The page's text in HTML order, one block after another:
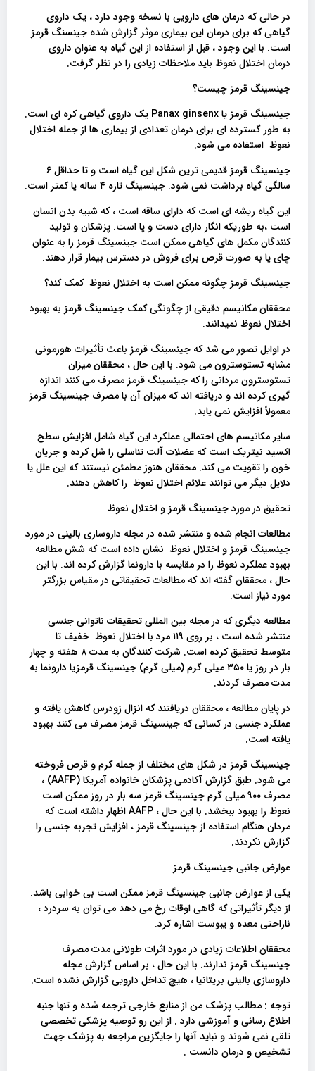
در حالی که درمان های دارویی با نسخه وجود دارد ، یک داروی
گیاهی که برای درمان این بیماری موثر گزارش شده جینسنگ قرمز
است. با این وجود ، قبل از استفاده از این گیاه به عنوان داروی
درمان اختلال نعوظ باید ملاحظات زیادی را در نظر گرفت.
جینسینگ قرمز چیست؟
جینسینگ قرمز یا Panax ginsenx یک داروی گیاهی کره ای است.
به طور گسترده ای برای درمان تعدادی از بیماری ها از جمله اختلال
نعوظ استفاده می شود.
جینسینگ قرمز قدیمی ترین شکل این گیاه است و تا حداقل ۶
سالگی گیاه برداشت نمی شود. جینسینگ تازه ۴ ساله یا کمتر است.
این گیاه ریشه ای است که دارای ساقه است ، که شبیه بدن انسان
است ،به طوریکه انگار دارای دست و پا است. پزشکان و تولید
کنندگان مکمل های گیاهی ممکن است جینسینگ قرمز را به عنوان
چای یا به صورت قرص برای فروش در دسترس بیمار قرار دهند.
جینسینگ قرمز چگونه ممکن است به اختلال نعوظ کمک کند؟
محققان مکانیسم دقیقی از چگونگی کمک جینسینگ قرمز به بهبود
اختلال نعوظ نمیدانند.
در اوایل تصور می شد که جینسینگ قرمز باعث تأثیرات هورمونی
مشابه تستوسترون می شود. با این حال ، محققان میزان
تستوسترون مردانی را که جینسینگ قرمز مصرف می کنند اندازه
گیری کرده اند و دریافته اند که میزان آن با مصرف جینسینگ قرمز
معمولاً افزایش نمی یابد.
سایر مکانیسم های احتمالی عملکرد این گیاه شامل افزایش سطح
اکسید نیتریک است که عضلات آلت تناسلی را شل کرده و جریان
خون را تقویت می کند. محققان هنوز مطمئن نیستند که این علل یا
دلایل دیگر می توانند علائم اختلال نعوظ را کاهش دهند.
تحقیق در مورد جینسینگ قرمز و اختلال نعوظ
مطالعات انجام شده و منتشر شده در مجله داروسازی بالینی در مورد
جینسینگ قرمز و اختلال نعوظ نشان داده است که شش مطالعه
بهبود عملکرد نعوظ را در مقایسه با دارونما گزارش کرده اند. با این
حال ، محققان گفته اند که مطالعات تحقیقاتی در مقیاس بزرگتر
مورد نیاز است.
مطالعه دیگری که در مجله بین المللی تحقیقات ناتوانی جنسی
منتشر شده است ، بر روی ۱۱۹ مرد با اختلال نعوظ خفیف تا
متوسط ​​تحقیق کرده است. شرکت کنندگان به مدت ۸ هفته و چهار
بار در روز یا ۳۵۰ میلی گرم (میلی گرم) جینسینگ قرمزیا دارونما به
مدت مصرف کردند.
در پایان مطالعه ، محققان دریافتند که انزال زودرس کاهش یافته و
عملکرد جنسی در کسانی که جینسینگ قرمز مصرف می کنند بهبود
یافته است.
جینسینگ قرمز در شکل های مختلف از جمله کرم و قرص فروخته
می شود. طبق گزارش آکادمی پزشکان خانواده آمریکا (AAFP) ،
مصرف ۹۰۰ میلی گرم جینسینگ قرمز سه بار در روز ممکن است
نعوظ را بهبود ببخشد. با این حال ، AAFP اظهار داشته است که
مردان هنگام استفاده از جینسینگ قرمز ، افزایش تجربه جنسی را
گزارش نکردند.
عوارض جانبی جینسینگ قرمز
یکی از عوارض جانبی جینسینگ قرمز ممکن است بی خوابی باشد.
از دیگر تأثیراتی که گاهی اوقات رخ می دهد می توان به سردرد ،
ناراحتی معده و یبوست اشاره کرد.
محققان اطلاعات زیادی در مورد اثرات طولانی مدت مصرف
جینسینگ قرمز ندارند. با این حال ، بر اساس گزارش مجله
داروسازی بالینی بریتانیا ، هیچ تداخل دارویی گزارش نشده است.
توجه : مطالب پزشک من از منابع خارجی ترجمه شده و تنها جنبه
اطلاع رسانی و آموزشی دارد . از این رو توصیه پزشکی تخصصی
تلقی نمی شوند و نباید آنها را جایگزین مراجعه به پزشک جهت
تشخیص و درمان دانست .